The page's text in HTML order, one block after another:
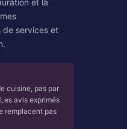
et la
de services et
cuisine, pas par
avis exprimés
remplacent pas